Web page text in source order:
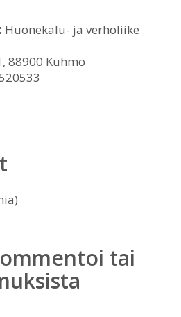
Huonekalu- ja verholiike
88900 Kuhmo
tai